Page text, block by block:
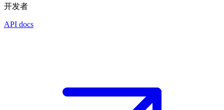
开发者
API docs